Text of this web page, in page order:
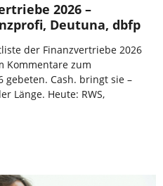
2026 –
Deutuna, dbfp
der Finanzvertriebe 2026
Kommentare zum
gebeten. Cash. bringt sie –
Länge. Heute: RWS,